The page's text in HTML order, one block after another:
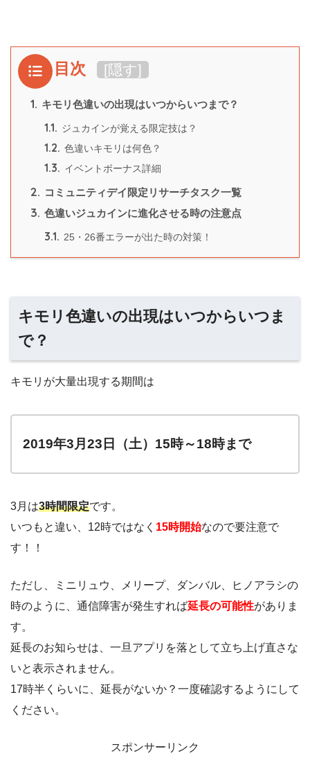
目次 [隠す]
1. キモリ色違いの出現はいつからいつまで？
1.1. ジュカインが覚える限定技は？
1.2. 色違いキモリは何色？
1.3. イベントボーナス詳細
2. コミュニティデイ限定リサーチタスク一覧
3. 色違いジュカインに進化させる時の注意点
3.1. 25・26番エラーが出た時の対策！
キモリ色違いの出現はいつからいつま
で？
キモリが大量出現する期間は
2019年3月23日（土）15時～18時まで
3月は3時間限定です。
いつもと違い、12時ではなく 15時開始なので要注意で
す！！
ただし、ミニリュウ、メリープ、ダンバル、ヒノアラシの
時のように、通信障害が発生すれば延長の可能性がありま
す。
延長のお知らせは、一旦アプリを落として立ち上げ直さな
いと表示されません。
17時半くらいに、延長がないか？一度確認するようにして
ください。
スポンサーリンク